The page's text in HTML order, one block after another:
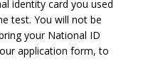
identity card you used
test. You will not be
your National ID
application form, to